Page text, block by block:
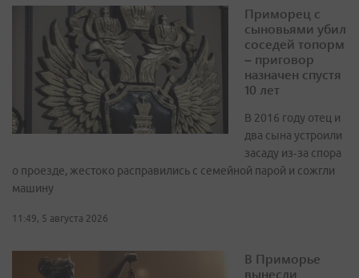
Приморец с
сыновьями убил
соседей топорм
– приговор
назначен спустя
10 лет
В 2016 году отец и
два сына устроили
засаду из‑за спора
о проезде, жестоко расправились с семейной парой и сожгли
машину
11:49, 5 августа 2026
В Приморье
вынесли